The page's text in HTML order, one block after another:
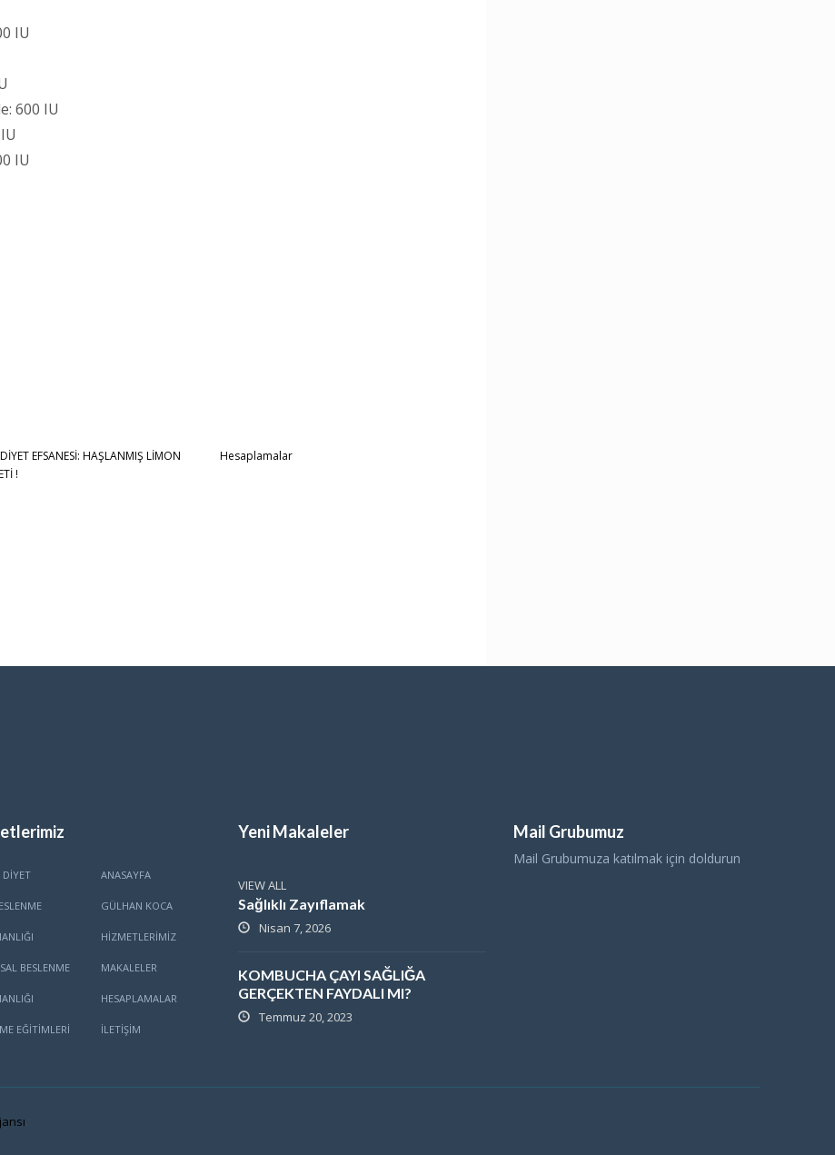
IU
600 IU
IU
EFSANESİ: HAŞLANMIŞ LİMON
!
Hesaplamalar
BESLENME
EĞITIMLERI
ANASAYFA
GÜLHAN KOCA
HİZMETLERİMİZ
MAKALELER
HESAPLAMALAR
İLETİŞİM
Yeni Makaleler
VIEW ALL
Sağlıklı Zayıflamak
Nisan 7, 2026
KOMBUCHA ÇAYI SAĞLIĞA
GERÇEKTEN FAYDALI MI?
Temmuz 20, 2023
Mail Grubumuz
Mail Grubumuza katılmak için doldurun